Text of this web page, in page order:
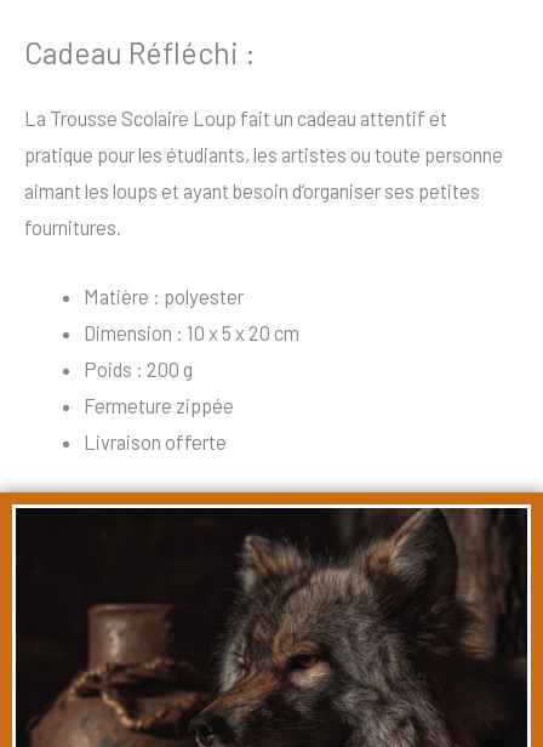
Cadeau Réfléchi :
La Trousse Scolaire Loup fait un cadeau attentif et
pratique pour les étudiants, les artistes ou toute personne
aimant les loups et ayant besoin d’organiser ses petites
fournitures.
Matière : polyester
Dimension : 10 x 5 x 20 cm
Poids : 200 g
Fermeture zippée
Livraison offerte